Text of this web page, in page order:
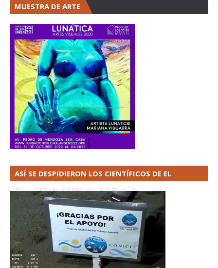
MUESTRA DE ARTE
ASÍ SE DESPIDIERON LOS CIENTÍFICOS DE EL
CONICET. EL STREAMING DEL AÑO